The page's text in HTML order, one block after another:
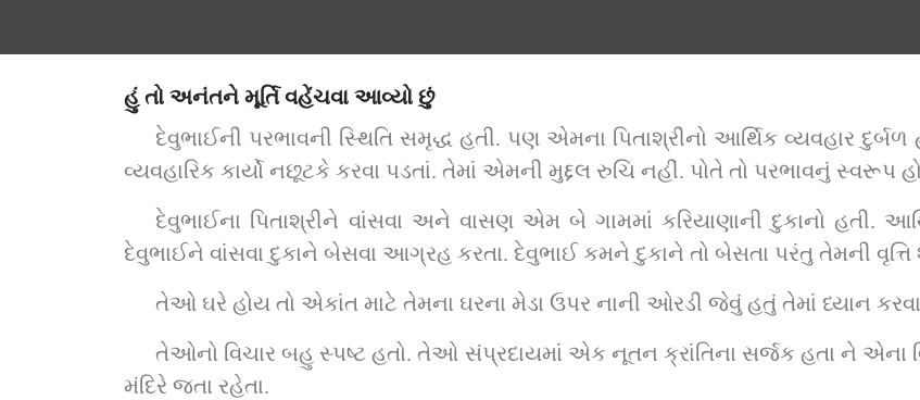
હું તો અનંતને મૂર્તિ વહેંચવા આવ્યો છું
દેવુભાઈની પરભાવની સ્થિતિ સમૃદ્ધ હતી. પણ એમના પિતાશ્રીનો આર્થિક વ્યવહાર
વ્યવહારિક કાર્યો નછૂટકે કરવા પડતાં. તેમાં એમની મુદ્દલ રુચિ નહીં. પોતે તો પરભાવનું સ્વરૂપ
દેવુભાઈના પિતાશ્રીને વાંસવા અને વાસણ એમ બે ગામમાં કરિયાણાની દુકાનો હતી.
દેવુભાઈને વાંસવા દુકાને બેસવા આગ્રહ કરતા. દેવુભાઈ કમને દુકાને તો બેસતા પરંતુ તેમની વૃત્તિ
તેઓ ઘરે હોય તો એકાંત માટે તેમના ઘરના મેડા ઉપર નાની ઓરડી જેવું હતું તેમાં ધ્યાન
તેઓનો વિચાર બહુ સ્પષ્ટ હતો. તેઓ સંપ્રદાયમાં એક નૂતન ક્રાંતિના સર્જક હતા ને એના
મંદિરે જતા રહેતા.